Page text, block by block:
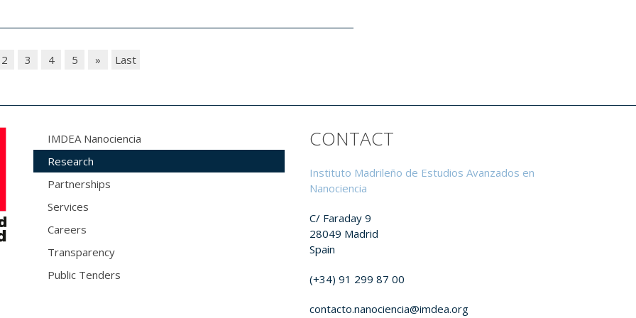
2 3 4 5 » Last
IMDEA Nanociencia
Research
Partnerships
Services
Careers
Transparency
Public Tenders
CONTACT
Instituto Madrileño de Estudios Avanzados en
Nanociencia
C/ Faraday 9
28049 Madrid
Spain
(+34) 91 299 87 00
contacto.nanociencia@imdea.org